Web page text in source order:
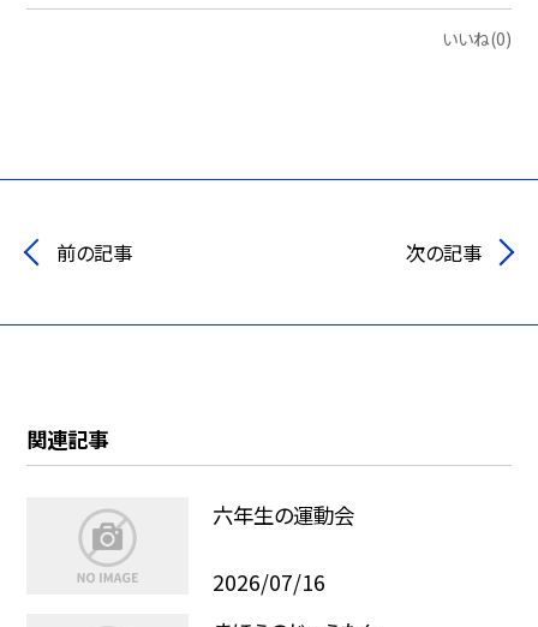
いいね(0)
前の記事 次の記事
関連記事
六年生の運動会
2026/07/16